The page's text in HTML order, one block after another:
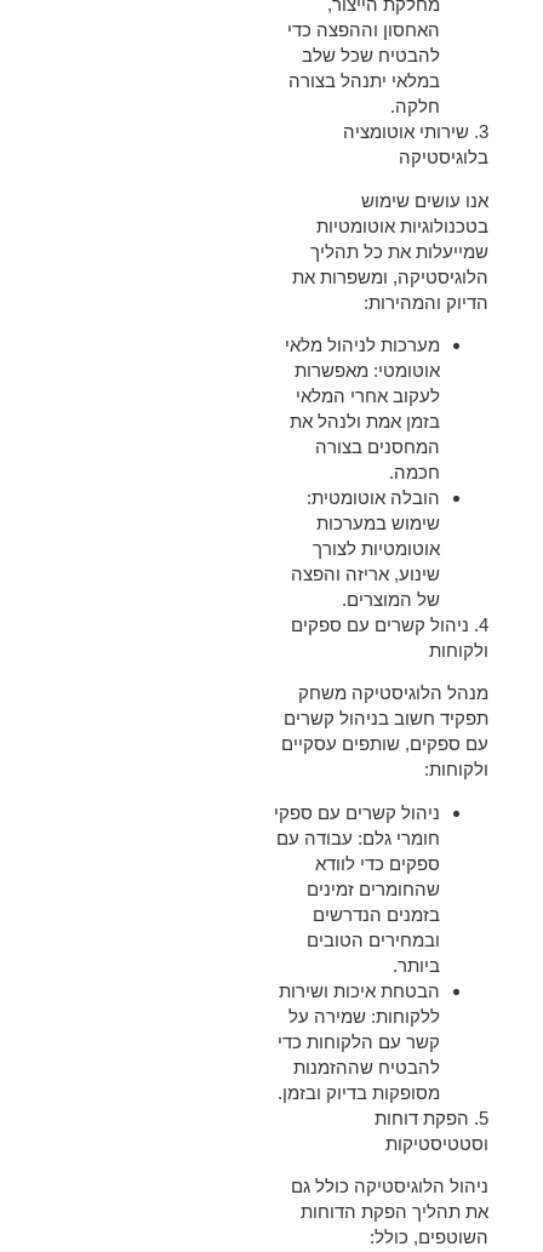
מחלקת הייצור,
האחסון וההפצה כדי
להבטיח שכל שלב
במלאי יתנהל בצורה
חלקה.
3. שירותי אוטומציה
בלוגיסטיקה
אנו עושים שימוש
בטכנולוגיות אוטומטיות
שמייעלות את כל תהליך
הלוגיסטיקה, ומשפרות את
הדיוק והמהירות:
מערכות לניהול מלאי
אוטומטי: מאפשרות
לעקוב אחרי המלאי
בזמן אמת ולנהל את
המחסנים בצורה
חכמה.
הובלה אוטומטית:
שימוש במערכות
אוטומטיות לצורך
שינוע, אריזה והפצה
של המוצרים.
4. ניהול קשרים עם ספקים
ולקוחות
מנהל הלוגיסטיקה משחק
תפקיד חשוב בניהול קשרים
עם ספקים, שותפים עסקיים
ולקוחות:
ניהול קשרים עם ספקי
חומרי גלם: עבודה עם
ספקים כדי לוודא
שהחומרים זמינים
בזמנים הנדרשים
ובמחירים הטובים
ביותר.
הבטחת איכות ושירות
ללקוחות: שמירה על
קשר עם הלקוחות כדי
להבטיח שההזמנות
מסופקות בדיוק ובזמן.
5. הפקת דוחות
וסטטיסטיקות
ניהול הלוגיסטיקה כולל גם
את תהליך הפקת הדוחות
השוטפים, כולל: